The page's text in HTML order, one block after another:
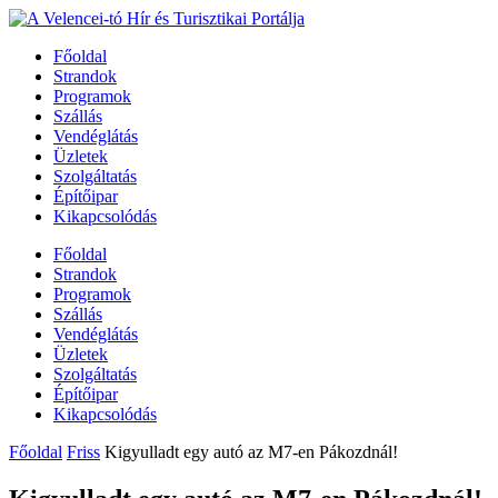
Főoldal
Strandok
Programok
Szállás
Vendéglátás
Üzletek
Szolgáltatás
Építőipar
Kikapcsolódás
Főoldal
Strandok
Programok
Szállás
Vendéglátás
Üzletek
Szolgáltatás
Építőipar
Kikapcsolódás
Főoldal Friss Kigyulladt egy autó az M7-en Pákozdnál!